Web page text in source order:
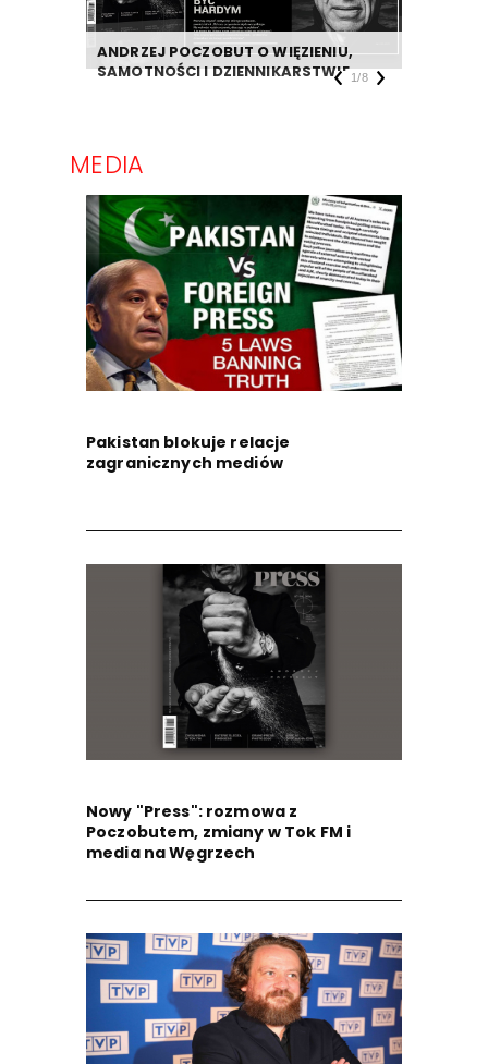
ANDRZEJ POCZOBUT O WIĘZIENIU,
SAMOTNOŚCI I DZIENNIKARSTWIE1/8
MEDIA
Pakistan blokuje relacje
zagranicznych mediów
Nowy "Press": rozmowa z
Poczobutem, zmiany w Tok FM i
media na Węgrzech